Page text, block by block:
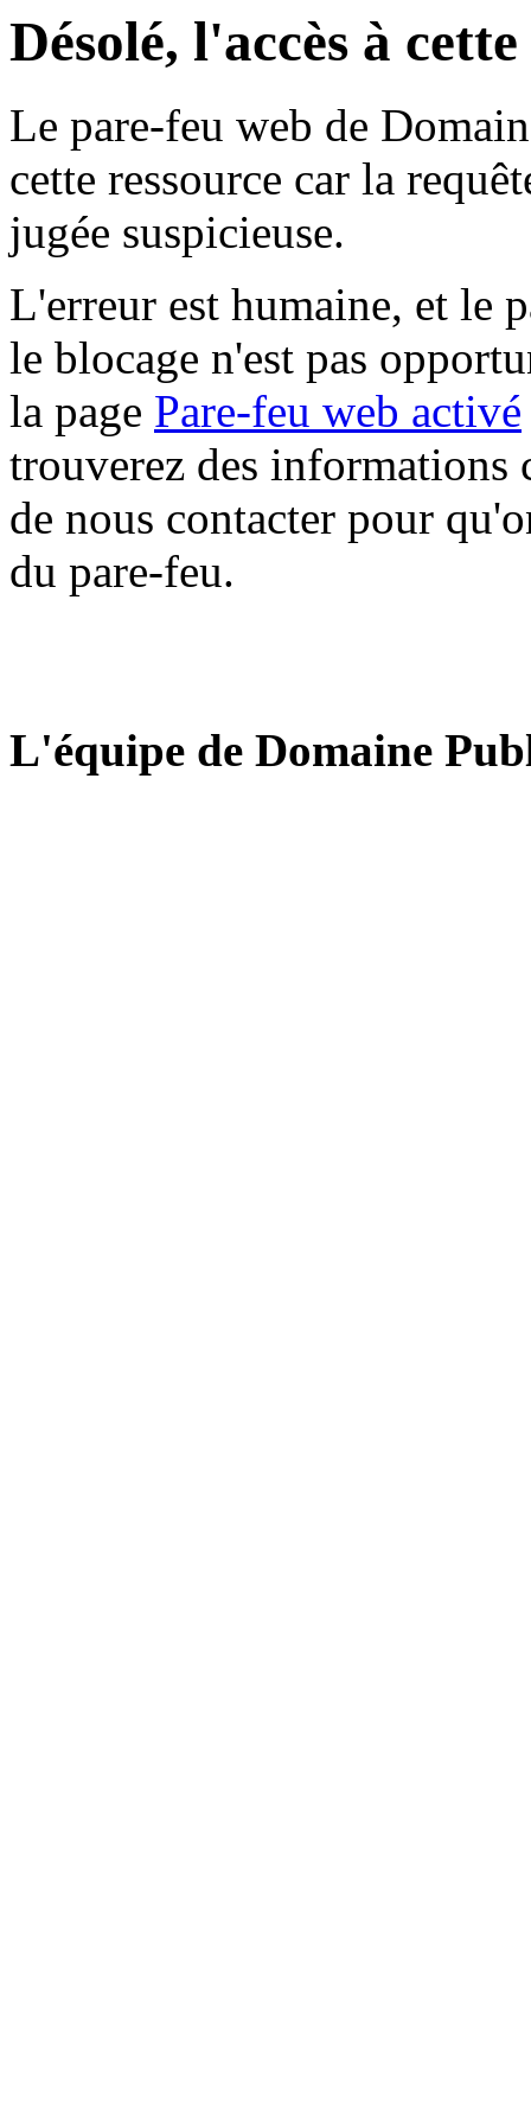
Désolé, l'accès à
Le pare-feu web de
cette ressource car la
jugée suspicieuse.
L'erreur est humaine, et le
le blocage n'est pas
la page Pare-feu web activé
trouverez des informations
de nous contacter pour
du pare-feu.
L'équipe de Domaine